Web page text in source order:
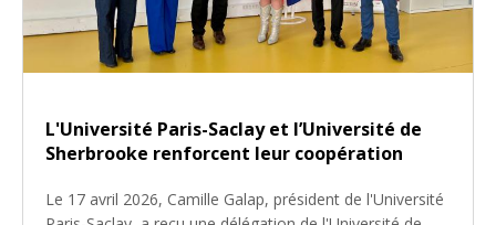
L'Université Paris-Saclay et l’Université de
Sherbrooke renforcent leur coopération
Le 17 avril 2026, Camille Galap, président de l'Université